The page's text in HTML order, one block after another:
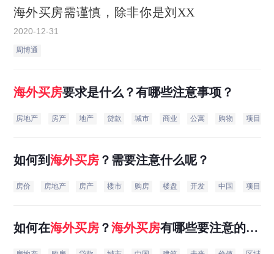
海外买房需谨慎，除非你是刘XX
2020-12-31
周博通
海外买房要求是什么？有哪些注意事项？
房地产 房产 地产 贷款 城市 商业 公寓 购物 项目
如何到海外买房？需要注意什么呢？
房价 房地产 房产 楼市 购房 楼盘 开发 中国 项目
如何在海外买房？海外买房有哪些要注意的